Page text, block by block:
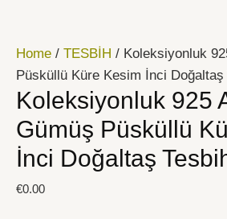
Home / TESBİH / Koleksiyonluk
Püsküllü Küre Kesim İnci Doğaltaş
Koleksiyonluk 925
Gümüş Püsküllü
İnci Doğaltaş
€0.00
Ayar
Gümüş
Püsküllü
Küre
Kesim
İnci
Doğaltaş